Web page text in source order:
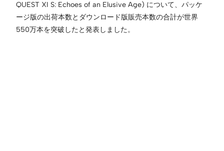
QUEST XI S: Echoes of an Elusive Age) について、パッケ
ージ版の出荷本数とダウンロード版販売本数の合計が世界
550万本を突破したと発表しました。